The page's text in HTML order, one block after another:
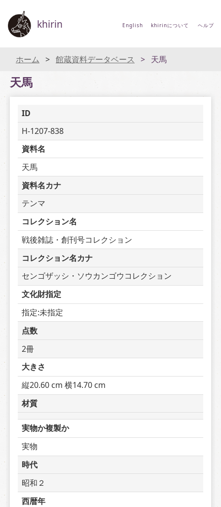
khirin English khirinについて ヘルプ
ホーム 館蔵資料データベース 天馬
天馬
ID
H-1207-838
資料名
天馬
資料名カナ
テンマ
コレクション名
戦後雑誌・創刊号コレクション
コレクション名カナ
センゴザッシ・ソウカンゴウコレクション
文化財指定
指定:未指定
点数
2冊
大きさ
縦20.60 cm 横14.70 cm
材質
実物か複製か
実物
時代
昭和２
西暦年